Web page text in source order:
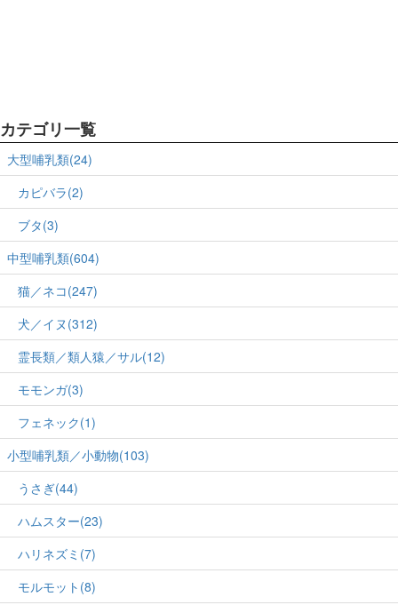
カテゴリ一覧
大型哺乳類(24)
カピバラ(2)
ブタ(3)
中型哺乳類(604)
猫／ネコ(247)
犬／イヌ(312)
霊長類／類人猿／サル(12)
モモンガ(3)
フェネック(1)
小型哺乳類／小動物(103)
うさぎ(44)
ハムスター(23)
ハリネズミ(7)
モルモット(8)